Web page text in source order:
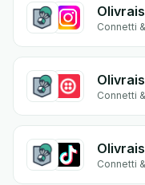
Connetti
Connetti
Connetti